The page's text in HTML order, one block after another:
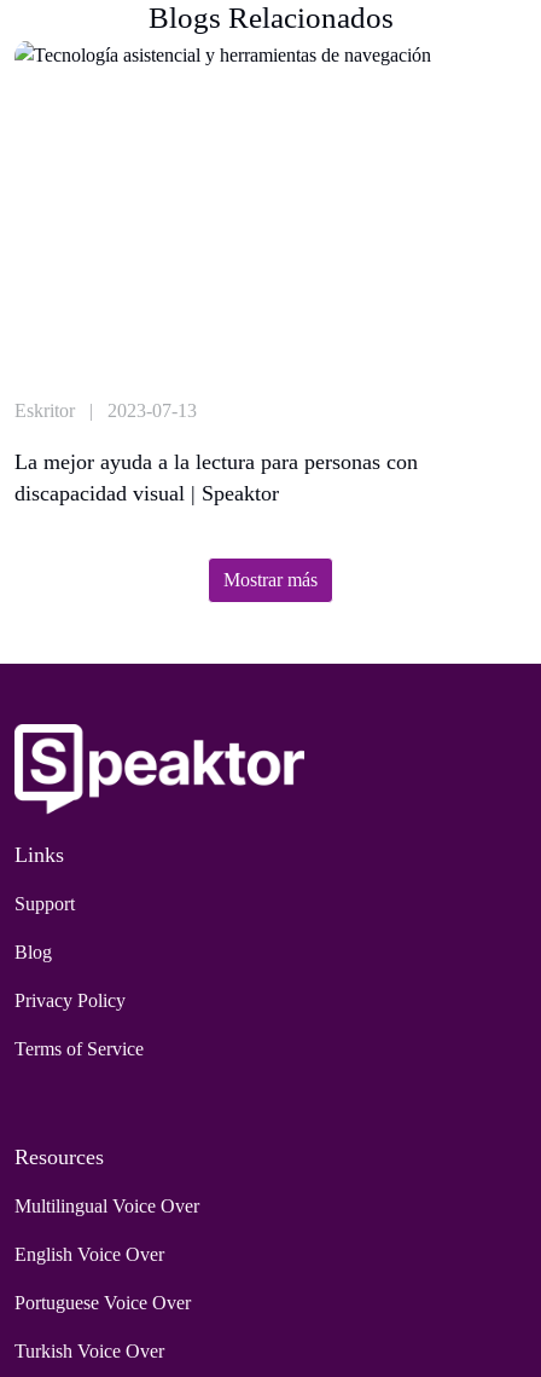
Blogs Relacionados
Eskritor | 2023-07-13
La mejor ayuda a la lectura para personas con
discapacidad visual | Speaktor
Mostrar más
Links
Support
Blog
Privacy Policy
Terms of Service
Resources
Multilingual Voice Over
English Voice Over
Portuguese Voice Over
Turkish Voice Over